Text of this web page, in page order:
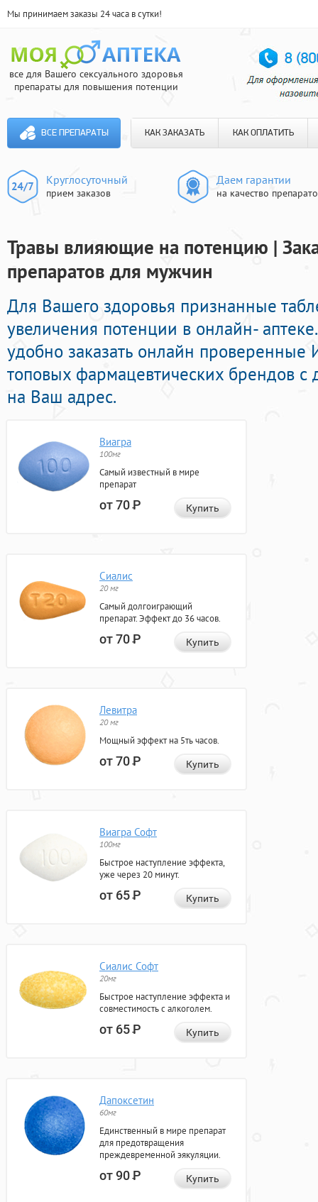
Мы принимаем заказы 24 часа в сутки!
все для Вашего сексуального здоровья
препараты для повышения потенции
ВСЕ ПРЕПАРАТЫ КАК ЗАКАЗАТЬ КАК ОПЛАТИТЬ
Круглосуточный
прием заказов
Даем гарантии
на качество
Травы влияющие на потенцию |
препаратов для мужчин
Для Вашего здоровья признанные
увеличения потенции в онлайн-
удобно заказать онлайн
топовых фармацевтических брендов с
на Ваш адрес.
Виагра
100мг
Самый известный в мире
препарат
от 70Р Купить
Сиалис
20 мг
Самый долгоиграющий
препарат. Эффект до 36 часов.
от 70Р Купить
Левитра
20 мг
Мощный эффект на 5ть часов.
от 70Р Купить
Виагра Софт
100мг
Быстрое наступление эффекта,
уже через 20 минут.
от 65Р Купить
Сиалис Софт
20мг
Быстрое наступление эффекта и
совместимость с алкоголем.
от 65Р Купить
Дапоксетин
60мг
Единственный в мире препарат
для предотвращения
преждевременной эякуляции.
от 90Р Купить